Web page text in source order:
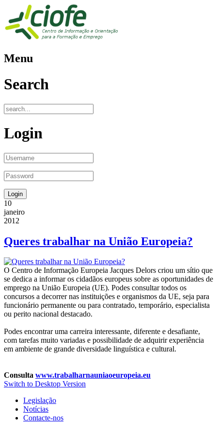
Menu
Search
Login
10
janeiro
2012
Queres trabalhar na União Europeia?
O Centro de Informação Europeia Jacques Delors criou um sítio que
se dedica a informar os cidadãos europeus sobre as oportunidades de
emprego na União Europeia (UE). Podes consultar todos os
concursos a decorrer nas instituições e organismos da UE, seja para
funcionário permanente ou para contratado, temporário, especialista
ou perito nacional destacado.
Podes encontrar uma carreira interessante, diferente e desafiante,
com tarefas muito variadas e possibilidade de adquirir experiência
em ambiente de grande diversidade linguística e cultural.
Consulta www.trabalharnauniaoeuropeia.eu
Switch to Desktop Version
Legislação
Notícias
Contacte-nos